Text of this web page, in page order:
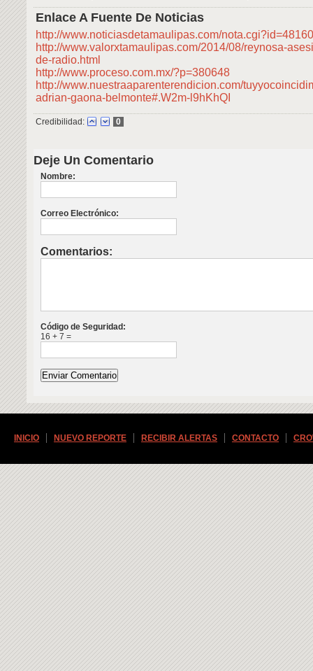
Enlace A Fuente De Noticias
http://www.noticiasdetamaulipas.com/
http://www.valorxtamaulipas.com/2014/08/reynosa-
de-radio.html
http://www.proceso.com.mx/?p=380648
http://www.nuestraaparenterendicion.com/
adrian-gaona-belmonte#.W2m-l9hKhQI
Credibilidad: 0
Deje Un Comentario
Nombre:
Correo Electrónico:
Comentarios:
Código de Seguridad:
16 + 7 =
INICIO NUEVO REPORTE RECIBIR ALERTAS CONTACTO